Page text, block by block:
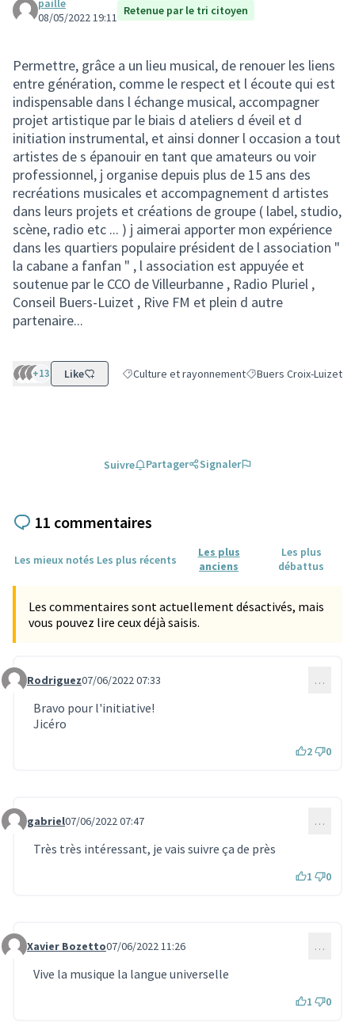
paille
08/05/2022 19:11 Retenue par le tri citoyen
Permettre, grâce a un lieu musical, de renouer les liens
entre génération, comme le respect et l écoute qui est
indispensable dans l échange musical, accompagner
projet artistique par le biais d ateliers d éveil et d
initiation instrumental, et ainsi donner l occasion a tout
artistes de s épanouir en tant que amateurs ou voir
professionnel, j organise depuis plus de 15 ans des
recréations musicales et accompagnement d artistes
dans leurs projets et créations de groupe ( label, studio,
scène, radio etc ... ) j aimerai apporter mon expérience
dans les quartiers populaire président de l association "
la cabane a fanfan " , l association est appuyée et
soutenue par le CCO de Villeurbanne , Radio Pluriel ,
Conseil Buers-Luizet , Rive FM et plein d autre
partenaire...
+13 Like Filtrer les résultats de la catégorie : Culture et
Culture et rayonnementFiltrer les résultats
Buers Croix-Luizet
Suivre Partager Signaler
11 commentaires
Les mieux notés Les plus récents
Les plus
anciens
Les plus
débattus
Les commentaires sont actuellement désactivés, mais
vous pouvez lire ceux déjà saisis.
Commentaire 1640
Rodriguez07/06/2022 07:33 …
Bravo pour l'initiative!
Jicéro
2 0
Commentaire 1641
gabriel07/06/2022 07:47 …
Très très intéressant, je vais suivre ça de près
1 0
Commentaire 1642
Xavier Bozetto07/06/2022 11:26 …
Vive la musique la langue universelle
1 0